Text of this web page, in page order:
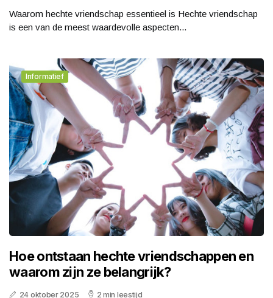
Waarom hechte vriendschap essentieel is Hechte vriendschap
is een van de meest waardevolle aspecten...
Informatief
Hoe ontstaan hechte vriendschappen en
waarom zijn ze belangrijk?
24 oktober 2025 2 min leestijd